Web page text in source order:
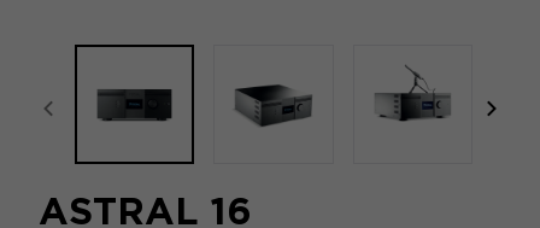
focal-naim-frontent::misc.prev_label
ASTRAL 16